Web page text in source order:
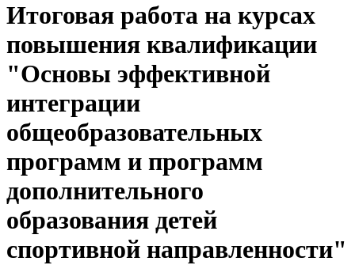
Итоговая работа на курсах
повышения квалификации
"Основы эффективной
интеграции
общеобразовательных
программ и программ
дополнительного
образования детей
спортивной направленности"